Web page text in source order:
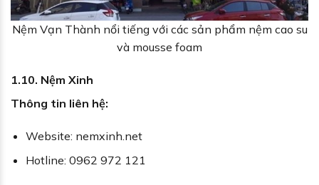
Nệm Vạn Thành nổi tiếng với các sản phẩm nệm cao su
và mousse foam
1.10. Nệm Xinh
Thông tin liên hệ:
Website: nemxinh.net
Hotline: 0962 972 121